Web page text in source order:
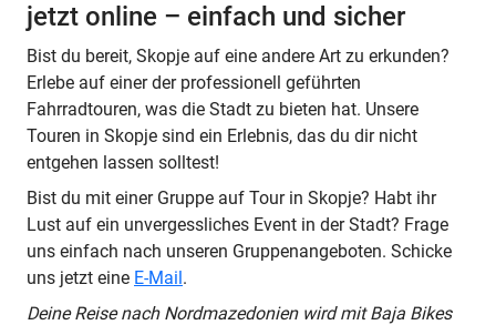
jetzt online – einfach und sicher
Bist du bereit, Skopje auf eine andere Art zu erkunden?
Erlebe auf einer der professionell geführten
Fahrradtouren, was die Stadt zu bieten hat. Unsere
Touren in Skopje sind ein Erlebnis, das du dir nicht
entgehen lassen solltest!
Bist du mit einer Gruppe auf Tour in Skopje? Habt ihr
Lust auf ein unvergessliches Event in der Stadt? Frage
uns einfach nach unseren Gruppenangeboten. Schicke
uns jetzt eine E-Mail.
Deine Reise nach Nordmazedonien wird mit Baja Bikes